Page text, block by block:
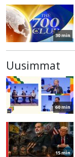
30 min
Uusimmat
60 min
15 min